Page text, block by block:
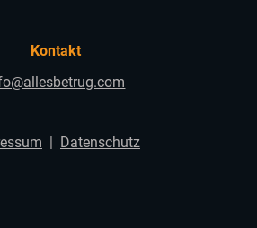
Kontakt
| Datenschutz